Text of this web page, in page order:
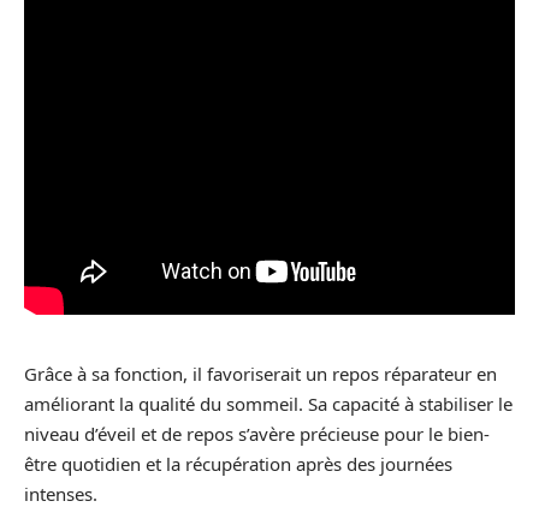
Grâce à sa fonction, il favoriserait un repos réparateur en
améliorant la qualité du sommeil. Sa capacité à stabiliser le
niveau d’éveil et de repos s’avère précieuse pour le bien-
être quotidien et la récupération après des journées
intenses.